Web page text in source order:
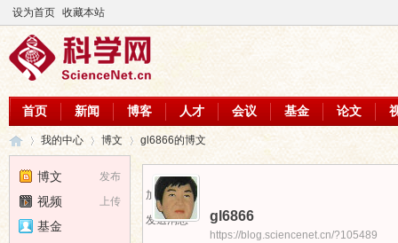
设为首页 收藏本站
首页 新闻 博客 人才 会议 基金 论文
›
我的中心 博文 gl6866的博文
加为好友
发送消息
gl6866
https://blog.sciencenet.cn/?105489
发布
博文
上传
视频
基金